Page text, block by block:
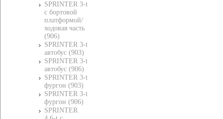
SPRINTER 3-t
c бортовой
платформой/
ходовая часть
(906)
SPRINTER 3-t
автобус (903)
SPRINTER 3-t
автобус (906)
SPRINTER 3-t
фургон (903)
SPRINTER 3-t
фургон (906)
SPRINTER